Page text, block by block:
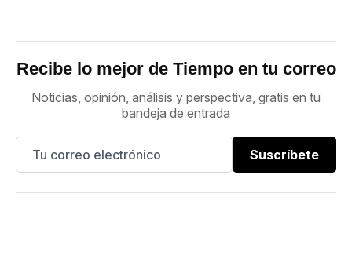
Recibe lo mejor de Tiempo en tu correo
Noticias, opinión, análisis y perspectiva, gratis en tu
bandeja de entrada
Suscríbete